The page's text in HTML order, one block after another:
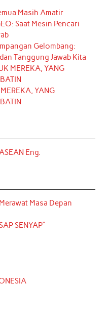
Masih Amatir
Saat Mesin Pencari
Gelombang:
Tanggung Jawab Kita
MEREKA, YANG
YANG
Eng.
Masa Depan
SENYAP”